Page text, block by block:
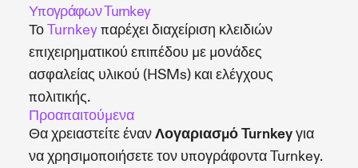
Υπογράφων Turnkey
ΤοTurnkeyπαρέχει διαχείριση κλειδιών
επιχειρηματικού επιπέδου με μονάδες
ασφαλείας υλικού (HSMs) και ελέγχους
πολιτικής.
Προαπαιτούμενα
Θα χρειαστείτε ένανΛογαριασμό Turnkeyγια
να χρησιμοποιήσετε τον υπογράφοντα Turnkey.